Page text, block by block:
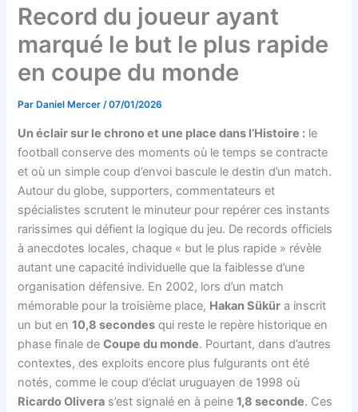
Record du joueur ayant
marqué le but le plus rapide
en coupe du monde
Par Daniel Mercer/07/01/2026
Un éclair sur le chrono et une place dans l’Histoire : le
football conserve des moments où le temps se contracte
et où un simple coup d’envoi bascule le destin d’un match.
Autour du globe, supporters, commentateurs et
spécialistes scrutent le minuteur pour repérer ces instants
rarissimes qui défient la logique du jeu. De records officiels
à anecdotes locales, chaque « but le plus rapide » révèle
autant une capacité individuelle que la faiblesse d’une
organisation défensive. En 2002, lors d’un match
mémorable pour la troisième place, Hakan Sükür a inscrit
un but en10,8 secondes qui reste le repère historique en
phase finale deCoupe du monde. Pourtant, dans d’autres
contextes, des exploits encore plus fulgurants ont été
notés, comme le coup d’éclat uruguayen de 1998 où
Ricardo Olivera s’est signalé en à peine1,8 seconde. Ces